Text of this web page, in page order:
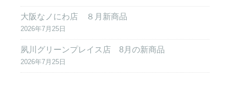
大阪なノにわ店 ８月新商品
2026年7月25日
夙川グリーンプレイス店 8月の新商品
2026年7月25日